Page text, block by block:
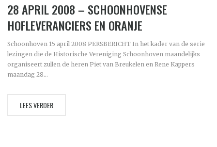
28 APRIL 2008 – SCHOONHOVENSE
HOFLEVERANCIERS EN ORANJE
Schoonhoven 15 april 2008 PERSBERICHT In het kader van de serie
lezingen die de Historische Vereniging Schoonhoven maandelijks
organiseert zullen de heren Piet van Breukelen en Rene Kappers
maandag 28...
LEES VERDER